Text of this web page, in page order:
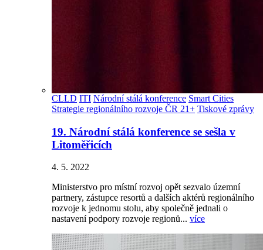
CLLD ITI Národní stálá konference Smart Cities
Strategie regionálního rozvoje ČR 21+ Tiskové zprávy
19. Národní stálá konference se sešla v
Litoměřicích
4. 5. 2022
Ministerstvo pro místní rozvoj opět sezvalo územní
partnery, zástupce resortů a dalších aktérů regionálního
rozvoje k jednomu stolu, aby společně jednali o
nastavení podpory rozvoje regionů... více